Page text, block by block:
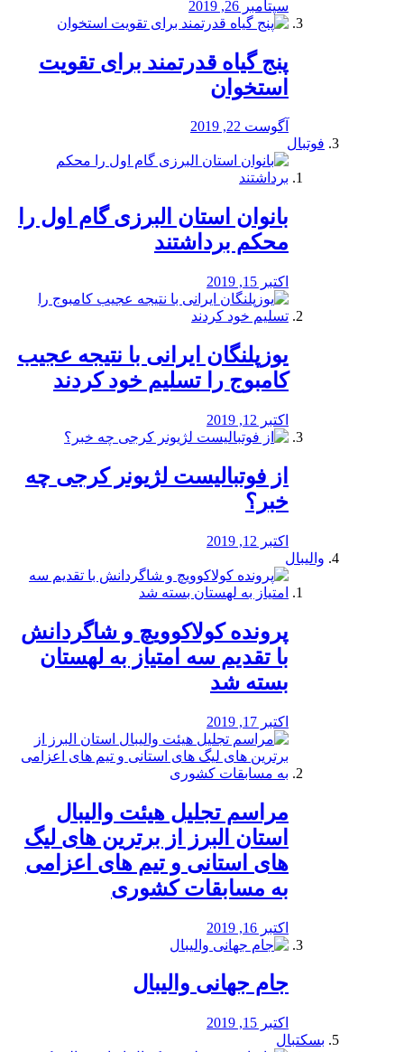
سپتامبر 26, 2019
پنج گیاه قدرتمند برای تقویت
استخوان
آگوست 22, 2019
فوتبال
بانوان استان البرزی گام اول را
محكم برداشتند
اکتبر 15, 2019
یوزپلنگان ایرانی با نتیجه عجیب
کامبوج را تسلیم خود کردند
اکتبر 12, 2019
از فوتبالیست لژیونر کرجی چه
خبر؟
اکتبر 12, 2019
والیبال
پرونده کولاکوویچ و شاگردانش
با تقدیم سه امتیاز به لهستان
بسته شد
اکتبر 17, 2019
مراسم تجلیل هیئت والیبال
استان البرز از برترین های لیگ
های استانی و تیم های اعزامی
به مسابقات کشوری
اکتبر 16, 2019
جام جهانی والیبال
اکتبر 15, 2019
بسکتبال